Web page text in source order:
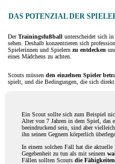
DAS POTENZIAL DER
DerTrainingsfußball unterscheidet sich
sehen. Deshalb konzentrieren sich
Spielerinnen und Spielern zu entdecken
eines Mädchens zu achten.
Scouts müssen den einzelnen Spieler
spielt, und die Bedingungen, die sich
Ein Scout sollte sich zum Beispiel
Alter von 7 Jahren in dem Spiel, das
beeindruckend sein, sind aber
ihn seinen Gegnern körperlich
In einem solchen Fall hat die
Gegebenheit zu tun als mit seinem
Fällen sollten Scouts die